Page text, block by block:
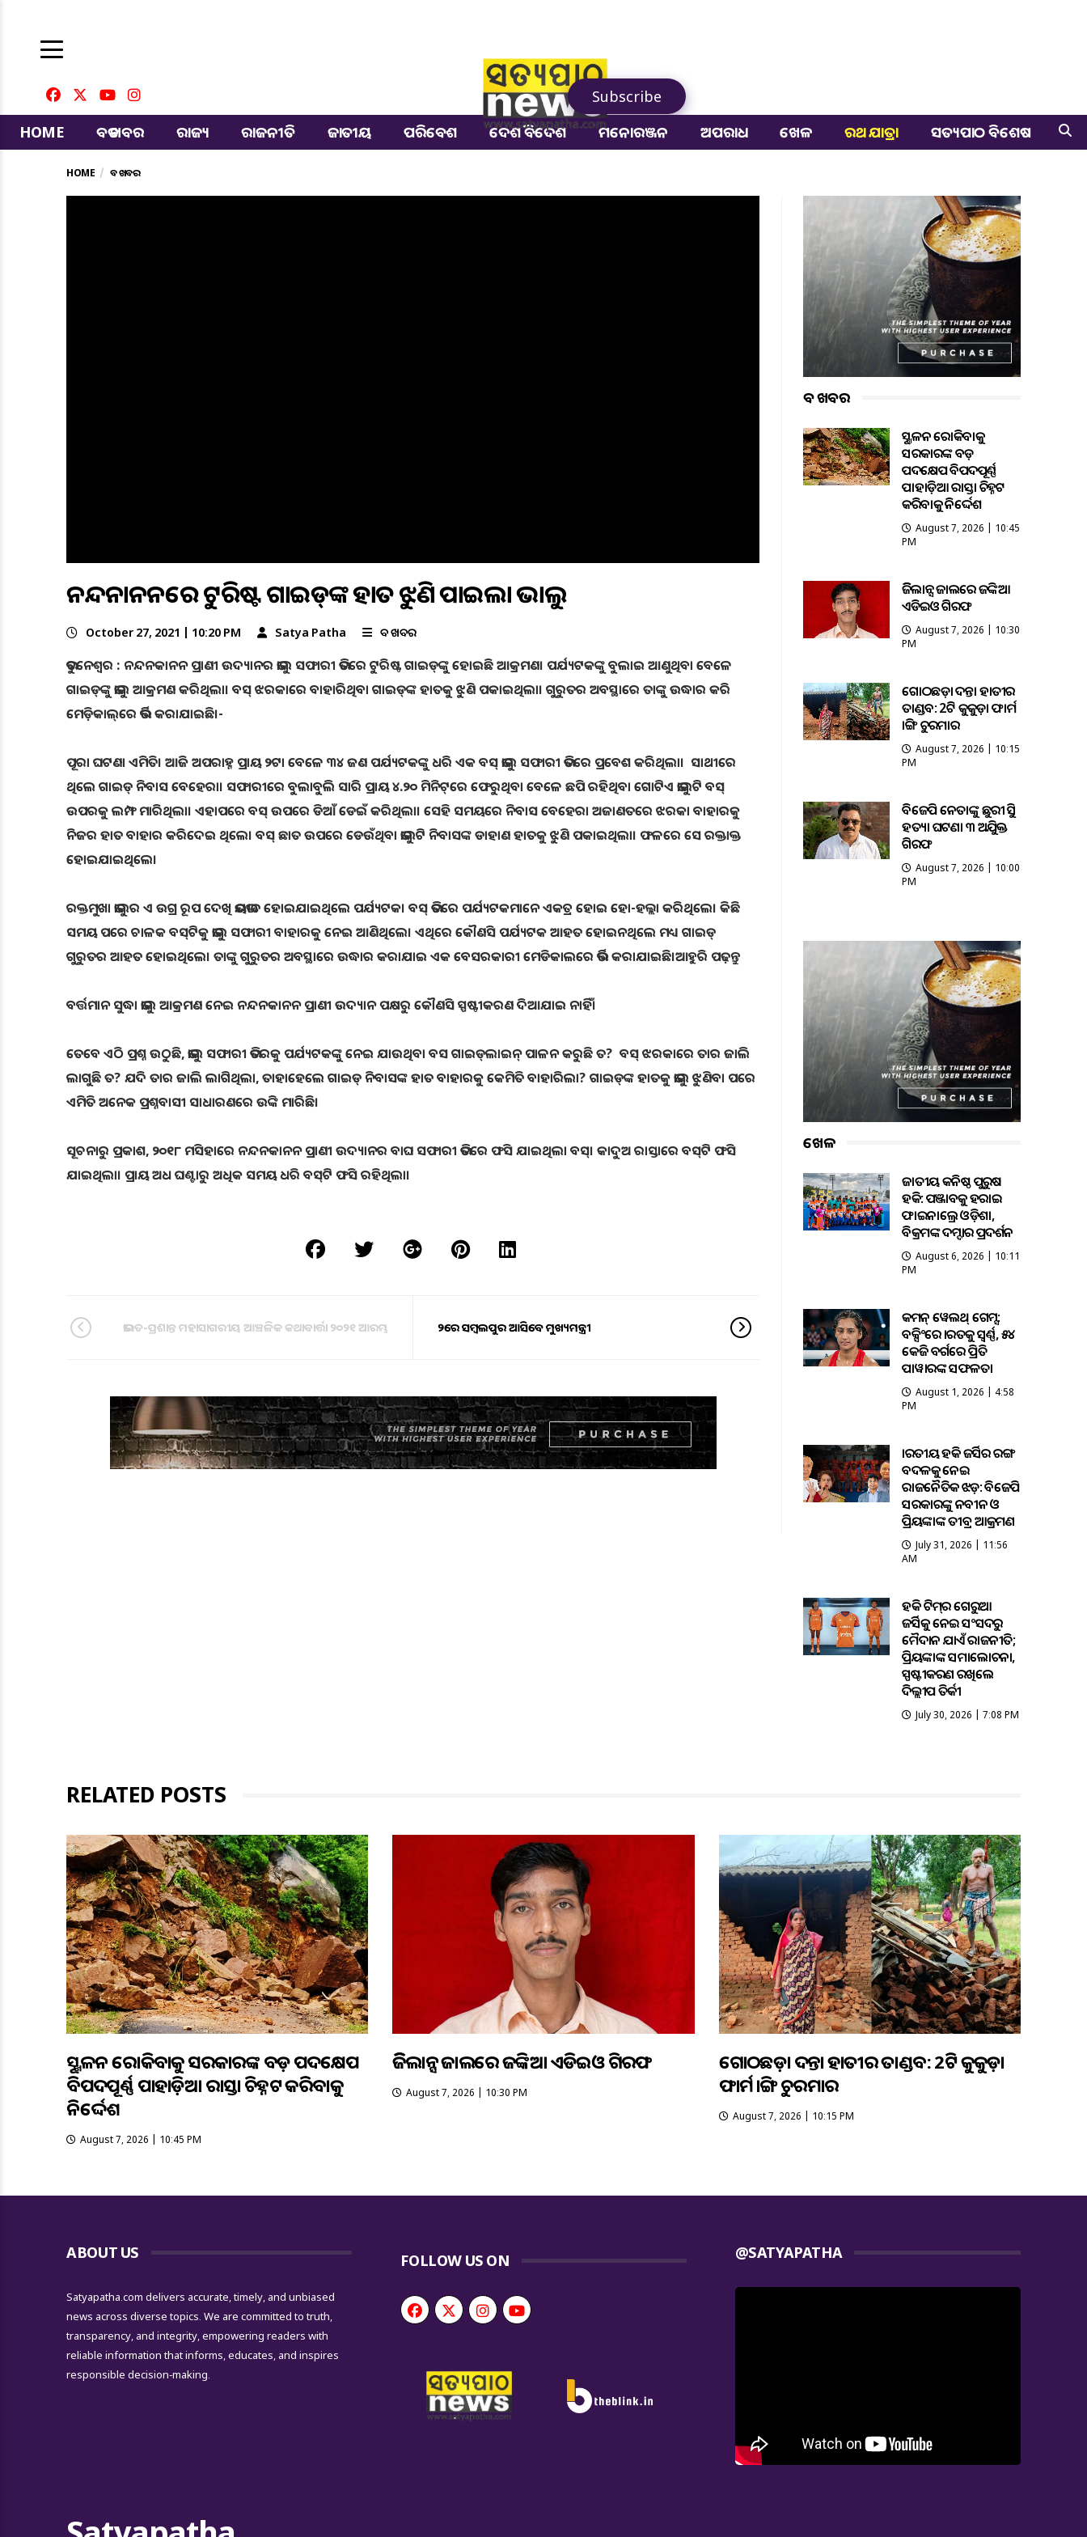
Subscribe
HOME
ବଡ ଖବର ରାଜ୍ୟ ରାଜନୀତି ଜାତୀୟ ପରିବେଶ ଦେଶ ବିଦେଶ ମନୋରଞ୍ଜନ ଅପରାଧ ଖେଳ ରଥ ଯାତ୍ରା ସତ୍ୟପାଠ ବିଶେଷ
HOME ବଡ ଖବର
ନନ୍ଦନକାନନରେ ଟୁରିଷ୍ଟ ଗାଇଡ୍‌ଙ୍କ ହାତ ଝୁଣି ପକାଇଲା ଭାଲୁ
October 27, 2021 | 10:20 PM Satya Patha ବଡ ଖବର
ଭୁବନେଶ୍ୱର : ନନ୍ଦନକାନନ ପ୍ରାଣୀ ଉଦ୍ୟାନର ଭାଲୁ ସଫାରୀ ଭିତରେ ଟୁରିଷ୍ଟ ଗାଇଡ୍‌ଙ୍କୁ ହୋଇଛି ଆକ୍ରମଣ। ପର୍ଯ୍ୟଟକଙ୍କୁ ବୁଲାଇ ଆଣୁଥିବା ବେଳେ
ଗାଇଡ୍‌ଙ୍କୁ ଭାଲୁ ଆକ୍ରମଣ କରିଥିଲା। ବସ୍‌ ଝରକାରେ ବାହାରିଥିବା ଗାଇଡ୍‌ଙ୍କ ହାତକୁ ଝୁଣି ପକାଇଥିଲା। ଗୁରୁତର ଅବସ୍ଥାରେ ତାଙ୍କୁ ଉଦ୍ଧାର କରି
ମେଡ଼ିକାଲ୍‌ରେ ଭର୍ତ୍ତି କରାଯାଇଛି।-
ପୂରା ଘଟଣା ଏମିତି। ଆଜି ଅପରାହ୍ନ ପ୍ରାୟ ୨ଟା ବେଳେ ୩୪ ଜଣ ପର୍ଯ୍ୟଟକଙ୍କୁ ଧରି ଏକ ବସ୍‌ ଭାଲୁ ସଫାରୀ ଭିତରେ ପ୍ରବେଶ କରିଥିଲା। ସାଥୀରେ
ଥିଲେ ଗାଇଡ୍‌ ନିବାସ ବେହେରା। ସଫାରୀରେ ବୁଲାବୁଲି ସାରି ପ୍ରାୟ ୪.୨୦ ମିନିଟ୍‌ରେ ଫେରୁଥିବା ବେଳେ ଛପି ରହିଥିବା ଗୋଟିଏ ଭାଲୁଟି ବସ୍‌
ଉପରକୁ ଲମ୍ଫ ମାରିଥିଲା। ଏହାପରେ ବସ୍‌ ଉପରେ ଡିଆଁ ଡେଇଁ କରିଥିଲା। ସେହି ସମୟରେ ନିବାସ ବେହେରା ଅଜାଣତରେ ଝରକା ବାହାରକୁ
ନିଜର ହାତ ବାହାର କରିଦେଇ ଥିଲେ। ବସ୍‌ ଛାତ ଉପରେ ଡେଉଁଥିବା ଭାଲୁଟି ନିବାସଙ୍କ ଡାହାଣ ହାତକୁ ଝୁଣି ପକାଇଥିଲା। ଫଳରେ ସେ ରକ୍ତାକ୍ତ
ହୋଇଯାଇଥିଲେ।
ରକ୍ତମୁଖା ଭାଲୁର ଏ ଉଗ୍ର ରୂପ ଦେଖି ଭୟଭୀତ ହୋଇଯାଇଥିଲେ ପର୍ଯ୍ୟଟକ। ବସ୍‌ ଭିତରେ ପର୍ଯ୍ୟଟକମାନେ ଏକତ୍ର ହୋଇ ହୋ-ହଲ୍ଲା କରିଥିଲେ। କିଛି
ସମୟ ପରେ ଚାଳକ ବସ୍‌ଟିକୁ ଭାଲୁ ସଫାରୀ ବାହାରକୁ ନେଇ ଆଣିଥିଲେ। ଏଥିରେ କୌଣସି ପର୍ଯ୍ୟଟକ ଆହତ ହୋଇନଥିଲେ ମଧ୍ୟ ଗାଇଡ୍‌
ଗୁରୁତର ଆହତ ହୋଇଥିଲେ। ତାଙ୍କୁ ଗୁରୁତର ଅବସ୍ଥାରେ ଉଦ୍ଧାର କରାଯାଇ ଏକ ବେସରକାରୀ ମେଡିକାଲରେ ଭର୍ତ୍ତି କରାଯାଇଛି।ଆହୁରି ପଢ଼ନ୍ତୁ
ବର୍ତ୍ତମାନ ସୁଦ୍ଧା ଭାଲୁ ଆକ୍ରମଣ ନେଇ ନନ୍ଦନକାନନ ପ୍ରାଣୀ ଉଦ୍ୟାନ ପକ୍ଷରୁ କୌଣସି ସ୍ପଷ୍ଟୀକରଣ ଦିଆଯାଇ ନାହିଁ।
ତେବେ ଏଠି ପ୍ରଶ୍ନ ଉଠୁଛି, ଭାଲୁ ସଫାରୀ ଭିତରକୁ ପର୍ଯ୍ୟଟକଙ୍କୁ ନେଇ ଯାଉଥିବା ବସ ଗାଇଡ୍‌ଲାଇନ୍‌ ପାଳନ କରୁଛି ତ? ବସ୍‌ ଝରକାରେ ତାର ଜାଲି
ଲାଗୁଛି ତ? ଯଦି ତାର ଜାଲି ଲାଗିଥିଲା, ତାହାହେଲେ ଗାଇଡ୍‌ ନିବାସଙ୍କ ହାତ ବାହାରକୁ କେମିତି ବାହାରିଲା? ଗାଇଡ୍‌ଙ୍କ ହାତକୁ ଭାଲୁ ଝୁଣିବା ପରେ
ଏମିତି ଅନେକ ପ୍ରଶ୍ନବାସୀ ସାଧାରଣରେ ଉଙ୍କି ମାରିଛି।
ସୂଚନାରୁ ପ୍ରକାଶ, ୨୦୧୮ ମସିହାରେ ନନ୍ଦନକାନନ ପ୍ରାଣୀ ଉଦ୍ୟାନର ବାଘ ସଫାରୀ ଭିତରେ ଫସି ଯାଇଥିଲା ବସ୍‌। କାଦୁଅ ରାସ୍ତାରେ ବସ୍‌ଟି ଫସି
ଯାଇଥିଲା। ପ୍ରାୟ ଅଧ ଘଣ୍ଟାରୁ ଅଧିକ ସମୟ ଧରି ବସ୍‌ଟି ଫସି ରହିଥିଲା।
ଭାରତ-ପ୍ରଶାନ୍ତ ମହାସାଗରୀୟ ଆଞ୍ଚଳିକ କଥାବାର୍ତ୍ତା ୨୦୨୧ ଆରମ୍ଭ ୨ରେ ସମ୍ବଲପୁର ଆସିବେ ମୁଖ୍ୟମନ୍ତ୍ରୀ
ବଡ ଖବର
ଭୂସ୍ଖଳନ ରୋକିବାକୁ
ସରକାରଙ୍କ ବଡ଼
ପଦକ୍ଷେପ ବିପଦପୂର୍ଣ୍ଣ
ପାହାଡ଼ିଆ ରାସ୍ତା ଚିହ୍ନଟ
କରିବାକୁ ନିର୍ଦ୍ଦେଶ
August 7, 2026 | 10:45
PM
ଭିଜିଲାନ୍ସ ଜାଲରେ ଜଙ୍କିଆ
ଏଡିଇଓ ଗିରଫ
August 7, 2026 | 10:30
PM
ଗୋଠଛଡ଼ା ଦନ୍ତା ହାତୀର
ତାଣ୍ଡବ: 2ଟି କୁକୁଡ଼ା ଫାର୍ମ
ଭାଙ୍ଗି ଚୁରମାର
August 7, 2026 | 10:15
PM
ବିଜେପି ନେତାଙ୍କୁ ଛୁରୀ ଭୁସି
ହତ୍ୟା ଘଟଣା ୩ ଅଭିଯୁକ୍ତ
ଗିରଫ
August 7, 2026 | 10:00
PM
ଖେଳ
ଜାତୀୟ କନିଷ୍ଠ ପୁରୁଷ
ହକି: ପଞ୍ଜାବକୁ ହରାଇ
ଫାଇନାଲ୍ରେ ଓଡ଼ିଶା,
ବିକ୍ରମଙ୍କ ଦମ୍ଦାର ପ୍ରଦର୍ଶନ
August 6, 2026 | 10:11
PM
କମନ୍ ୱେଲଥ୍ ଗେମ୍ସ:
ବକ୍ସିଂରେ ଭାରତକୁ ସ୍ବର୍ଣ୍ଣ, ୫୪
କେଜି ବର୍ଗରେ ପ୍ରିତି
ପାୱାରଙ୍କ ସଫଳତା
August 1, 2026 | 4:58
PM
ଭାରତୀୟ ହକି ଜର୍ସିର ରଙ୍ଗ
ବଦଳକୁ ନେଇ
ରାଜନୈତିକ ଝଡ଼: ବିଜେପି
ସରକାରଙ୍କୁ ନବୀନ ଓ
ପ୍ରିୟଙ୍କାଙ୍କ ତୀବ୍ର ଆକ୍ରମଣ
July 31, 2026 | 11:56
AM
ହକି ଟିମ୍‌ର ଗେରୁଆ
ଜର୍ସିକୁ ନେଇ ସଂସଦରୁ
ମୈଦାନ ଯାଏଁ ରାଜନୀତି;
ପ୍ରିୟଙ୍କାଙ୍କ ସମାଲୋଚନା,
ସ୍ପଷ୍ଟୀକରଣ ରଖିଲେ
ଦିଲ୍ଲୀପ ତିର୍କୀ
July 30, 2026 | 7:08 PM
RELATED POSTS
ଭୂସ୍ଖଳନ ରୋକିବାକୁ ସରକାରଙ୍କ ବଡ଼ ପଦକ୍ଷେପ
ବିପଦପୂର୍ଣ୍ଣ ପାହାଡ଼ିଆ ରାସ୍ତା ଚିହ୍ନଟ କରିବାକୁ
ନିର୍ଦ୍ଦେଶ
August 7, 2026 | 10:45 PM
ଭିଜିଲାନ୍ସ ଜାଲରେ ଜଙ୍କିଆ ଏଡିଇଓ ଗିରଫ
August 7, 2026 | 10:30 PM
ଗୋଠଛଡ଼ା ଦନ୍ତା ହାତୀର ତାଣ୍ଡବ: 2ଟି କୁକୁଡ଼ା
ଫାର୍ମ ଭାଙ୍ଗି ଚୁରମାର
August 7, 2026 | 10:15 PM
ABOUT US
Satyapatha.com delivers accurate, timely, and unbiased
news across diverse topics. We are committed to truth,
transparency, and integrity, empowering readers with
reliable information that informs, educates, and inspires
responsible decision-making.
FOLLOW US ON @SATYAPATHA